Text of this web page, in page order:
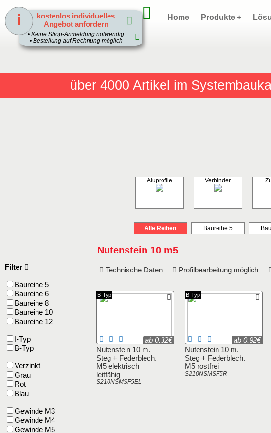
über 4000 Artikel im
Home Produkte +
Aluprofile Verbinder
Alle Reihen Baureihe 5
Nutenstein 10 m5
Technische Daten Profilbearbeitung möglich
Nutenstein 10 m.
Steg + Federblech,
M5 elektrisch
leitfähig
S210NSMSF5EL
ab 0,32€
B-Typ
Nutenstein 10 m.
Steg + Federblech,
M5 rostfrei
S210NSMSF5R
ab 0,92€
B-Typ
Filter
Baureihe 5
Baureihe 6
Baureihe 8
Baureihe 10
Baureihe 12
I-Typ
B-Typ
Verzinkt
Grau
Rot
Blau
Gewinde M3
Gewinde M4
Gewinde M5
kostenlos individuelles
Angebot anfordern
1
• Keine Shop-Anmeldung notwendig
• Bestellung auf Rechnung möglich
i